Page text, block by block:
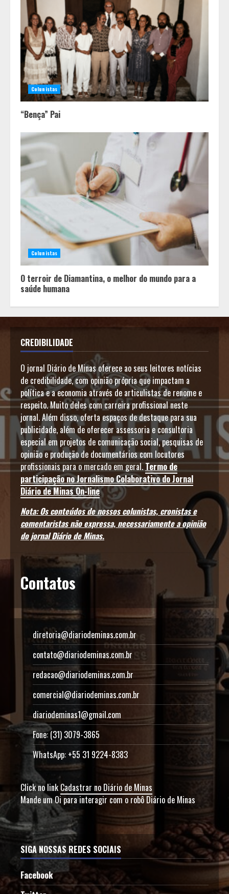
Colunistas
“Bença” Pai
Colunistas
O terroir de Diamantina, o melhor do mundo para a
saúde humana
CREDIBILIDADE
O jornal Diário de Minas oferece ao seus leitores notícias
de credibilidade, com opinião própria que impactam a
política e a economia através de articulistas de renome e
respeito. Muito deles com carreira profissional neste
jornal. Além disso, oferta espaços de destaque para sua
publicidade, além de oferecer assessoria e consultoria
especial em projetos de comunicação social, pesquisas de
opinião e produção de documentários com locutores
profissionais para o mercado em geral.Termo de
participação no Jornalismo Colaborativo do Jornal
Diário de Minas On-line
Nota: Os conteúdos de nossos colunistas, cronistas e
comentaristas não expressa, necessariamente a opinião
do jornal Diário de Minas.
Contatos
diretoria@diariodeminas.com.br
contato@diariodeminas.com.br
redacao@diariodeminas.com.br
comercial@diariodeminas.com.br
diariodeminas1@gmail.com
Fone: (31) 3079-3865
WhatsApp: +55 31 9224-8383
Click no link Cadastrar no Diário de Minas
Mande um Oi para interagir com o robô Diário de Minas
SIGA NOSSAS REDES SOCIAIS
Facebook